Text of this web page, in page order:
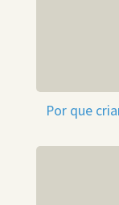
Por que